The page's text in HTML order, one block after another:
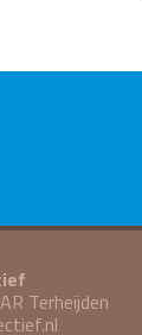
Terheijden